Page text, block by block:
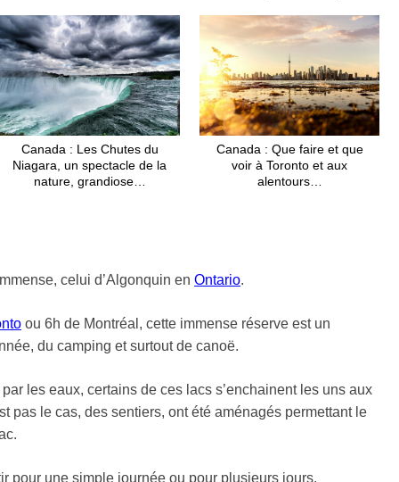
Canada : Les Chutes du
Niagara, un spectacle de la
nature, grandiose…
Canada : Que faire et que
voir à Toronto et aux
alentours…
celui d’Algonquin en Ontario.
ou 6h de Montréal, cette immense réserve est un
du camping et surtout de canoë.
les eaux, certains de ces lacs s’enchainent les uns aux
pas le cas, des sentiers, ont été aménagés permettant le
pour une simple journée ou pour plusieurs jours.